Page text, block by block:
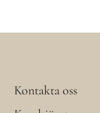
Kontakta oss